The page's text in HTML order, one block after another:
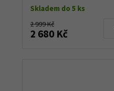
Skladem do 5 ks
2 999 Kč
2 680 Kč